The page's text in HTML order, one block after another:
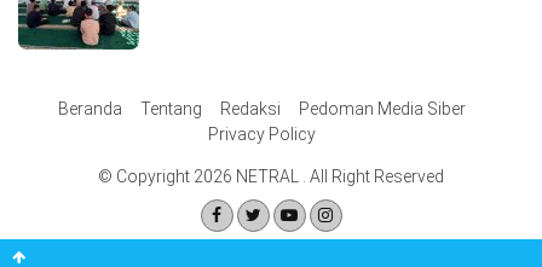
Beranda Tentang Redaksi
Pedoman Media Siber
Privacy Policy
© Copyright 2026 NETRAL . All Right Reserved